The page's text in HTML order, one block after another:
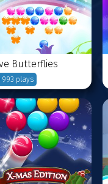
Butterflies
993 plays